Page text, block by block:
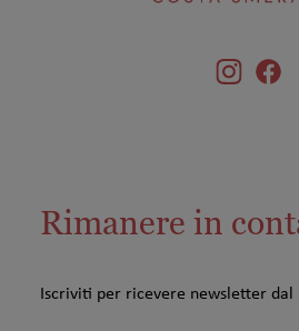
Rimanere in
Iscriviti per ricevere newsletter dal